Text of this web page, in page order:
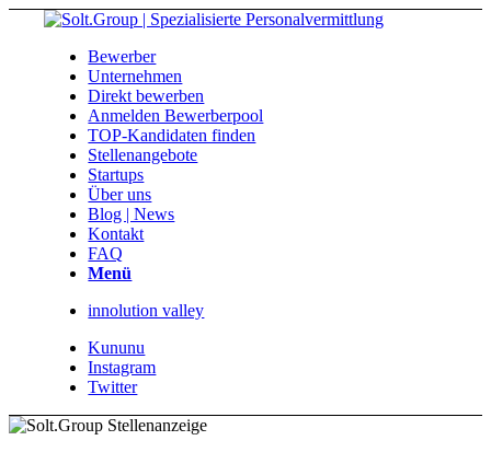
Bewerber
Unternehmen
Direkt bewerben
Anmelden Bewerberpool
TOP-Kandidaten finden
Stellenangebote
Startups
Über uns
Blog | News
Kontakt
FAQ
Menü
innolution valley
Kununu
Instagram
Twitter